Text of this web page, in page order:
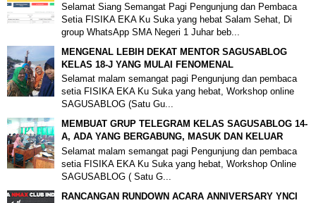
Selamat Siang Semangat Pagi Pengunjung dan Pembaca
Setia FISIKA EKA Ku Suka yang hebat Salam Sehat, Di
group WhatsApp SMA Negeri 1 Juhar beb...
MENGENAL LEBIH DEKAT MENTOR SAGUSABLOG
KELAS 18-J YANG MULAI FENOMENAL
Selamat malam semangat pagi Pengunjung dan pembaca
setia FISIKA EKA Ku Suka yang hebat, Workshop online
SAGUSABLOG (Satu Gu...
MEMBUAT GRUP TELEGRAM KELAS SAGUSABLOG 14-
A, ADA YANG BERGABUNG, MASUK DAN KELUAR
Selamat malam semangat pagi Pengunjung dan pembaca
setia FISIKA EKA Ku Suka yang hebat, Workshop Online
SAGUSABLOG ( Satu G...
RANCANGAN RUNDOWN ACARA ANNIVERSARY YNCI